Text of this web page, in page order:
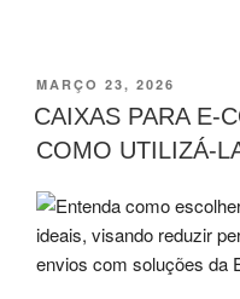
MARÇO 23, 2026
CAIXAS PARA E-
COMO UTILIZÁ-